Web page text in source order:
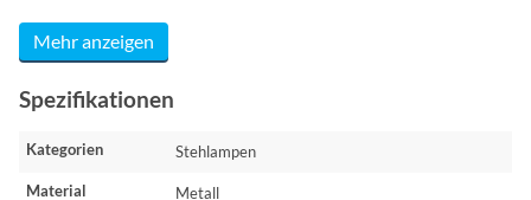
Mehr anzeigen
Spezifikationen
Kategorien Stehlampen
Material Metall